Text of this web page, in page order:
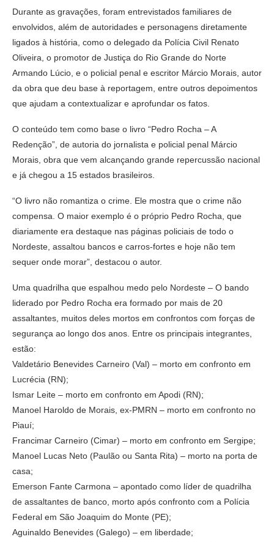
Durante as gravações, foram entrevistados familiares de
envolvidos, além de autoridades e personagens diretamente
ligados à história, como o delegado da Polícia Civil Renato
Oliveira, o promotor de Justiça do Rio Grande do Norte
Armando Lúcio, e o policial penal e escritor Márcio Morais, autor
da obra que deu base à reportagem, entre outros depoimentos
que ajudam a contextualizar e aprofundar os fatos.
O conteúdo tem como base o livro “Pedro Rocha – A
Redenção”, de autoria do jornalista e policial penal Márcio
Morais, obra que vem alcançando grande repercussão nacional
e já chegou a 15 estados brasileiros.
“O livro não romantiza o crime. Ele mostra que o crime não
compensa. O maior exemplo é o próprio Pedro Rocha, que
diariamente era destaque nas páginas policiais de todo o
Nordeste, assaltou bancos e carros-fortes e hoje não tem
sequer onde morar”, destacou o autor.
Uma quadrilha que espalhou medo pelo Nordeste – O bando
liderado por Pedro Rocha era formado por mais de 20
assaltantes, muitos deles mortos em confrontos com forças de
segurança ao longo dos anos. Entre os principais integrantes,
estão:
Valdetário Benevides Carneiro (Val) – morto em confronto em
Lucrécia (RN);
Ismar Leite – morto em confronto em Apodi (RN);
Manoel Haroldo de Morais, ex-PMRN – morto em confronto no
Piauí;
Francimar Carneiro (Cimar) – morto em confronto em Sergipe;
Manoel Lucas Neto (Paulão ou Santa Rita) – morto na porta de
casa;
Emerson Fante Carmona – apontado como líder de quadrilha
de assaltantes de banco, morto após confronto com a Polícia
Federal em São Joaquim do Monte (PE);
Aguinaldo Benevides (Galego) – em liberdade;